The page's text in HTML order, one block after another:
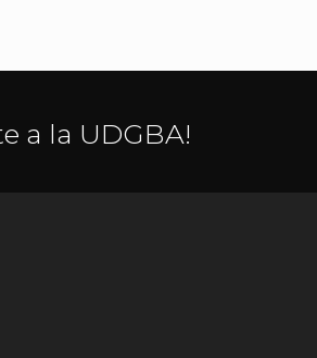
a la UDGBA!